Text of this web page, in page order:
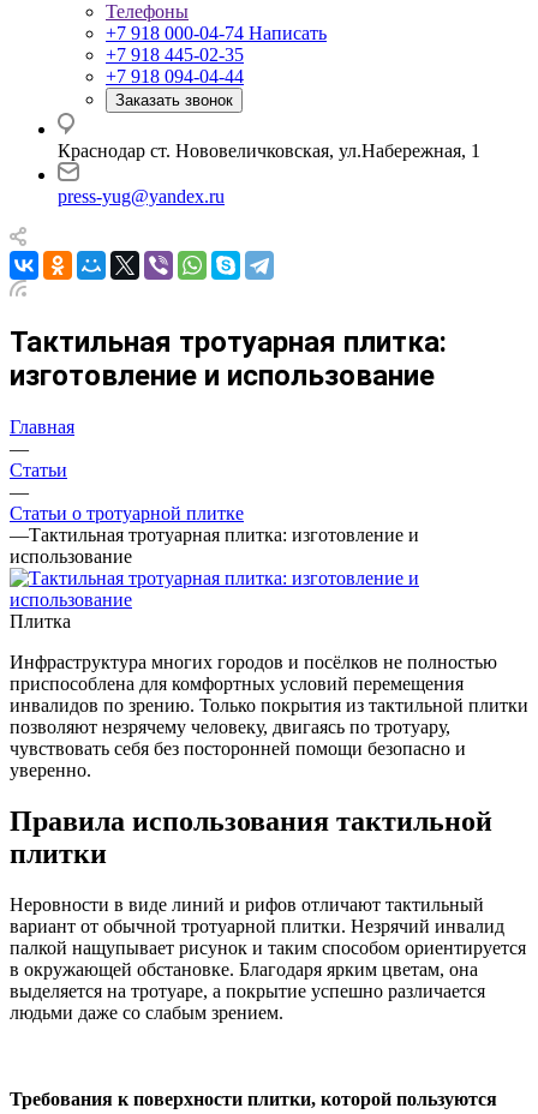
Телефоны
+7 918 000-04-74 Написать
+7 918 445-02-35
+7 918 094-04-44
Заказать звонок
Краснодар ст. Нововеличковская, ул.Набережная, 1
press-yug@yandex.ru
Тактильная тротуарная плитка:
изготовление и использование
Главная
—
Статьи
—
Статьи о тротуарной плитке
—Тактильная тротуарная плитка: изготовление и
использование
Плитка
Инфраструктура многих городов и посёлков не полностью
приспособлена для комфортных условий перемещения
инвалидов по зрению. Только покрытия из тактильной плитки
позволяют незрячему человеку, двигаясь по тротуару,
чувствовать себя без посторонней помощи безопасно и
уверенно.
Правила использования тактильной
плитки
Неровности в виде линий и рифов отличают тактильный
вариант от обычной тротуарной плитки. Незрячий инвалид
палкой нащупывает рисунок и таким способом ориентируется
в окружающей обстановке. Благодаря ярким цветам, она
выделяется на тротуаре, а покрытие успешно различается
людьми даже со слабым зрением.
Требования к поверхности плитки, которой пользуются